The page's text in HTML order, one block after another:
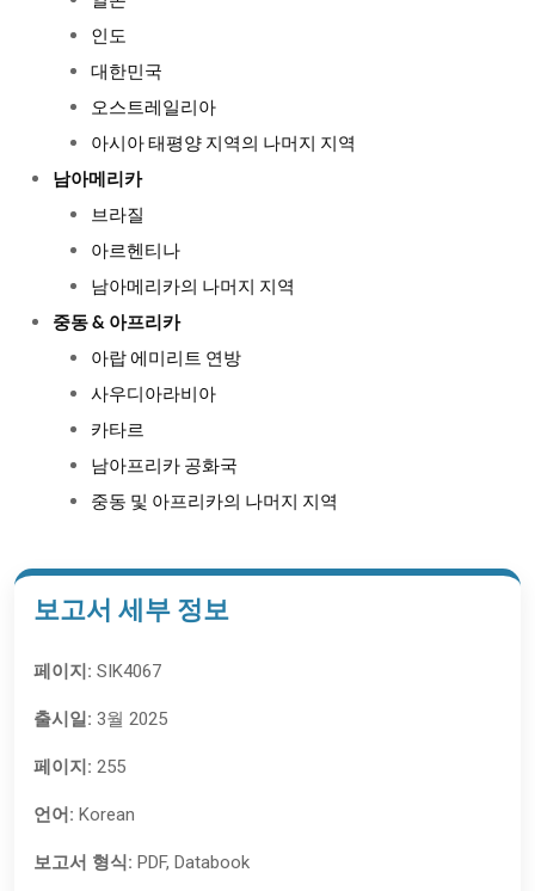
인도
대한민국
오스트레일리아
아시아 태평양 지역의 나머지 지역
남아메리카
브라질
아르헨티나
남아메리카의 나머지 지역
중동 & 아프리카
아랍 에미리트 연방
사우디아라비아
카타르
남아프리카 공화국
중동 및 아프리카의 나머지 지역
보고서 세부 정보
페이지: SIK4067
출시일: 3월 2025
페이지: 255
언어: Korean
보고서 형식: PDF, Databook